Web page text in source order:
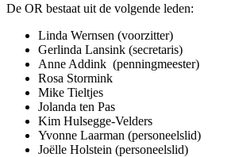
De OR bestaat uit de volgende leden:
Linda Wernsen (voorzitter)
Gerlinda Lansink (secretaris)
Anne Addink (penningmeester)
Rosa Stormink
Mike Tieltjes
Jolanda ten Pas
Kim Hulsegge-Velders
Yvonne Laarman (personeelslid)
Joëlle Holstein (personeelslid)